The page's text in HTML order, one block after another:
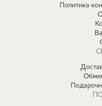
Политика